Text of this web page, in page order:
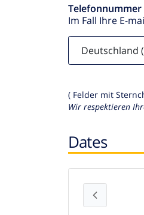
Telefonnummer
Im Fall Ihre E-
( Felder mit
Wir respektieren
Dates